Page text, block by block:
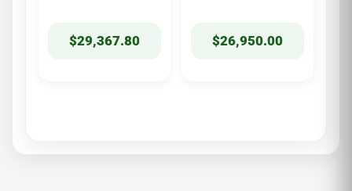
$29,367.80 $26,950.00